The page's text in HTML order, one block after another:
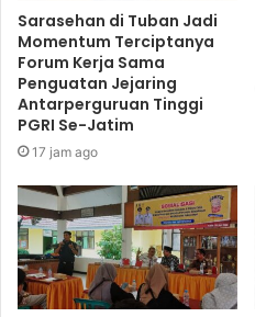
Sarasehan di Tuban Jadi
Momentum Terciptanya
Forum Kerja Sama
Penguatan Jejaring
Antarperguruan Tinggi
PGRI Se-Jatim
17 jam ago